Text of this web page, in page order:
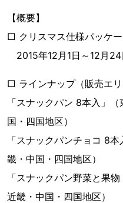
【概要】
□ クリスマス仕様パッケ
2015年12月1日～12月24
□ ラインナップ（販売エリ
「スナックパン 8本入」
国・四国地区）
「スナックパンチョコ 8
畿・中国・四国地区）
「スナックパン野菜と果
近畿・中国・四国地区）